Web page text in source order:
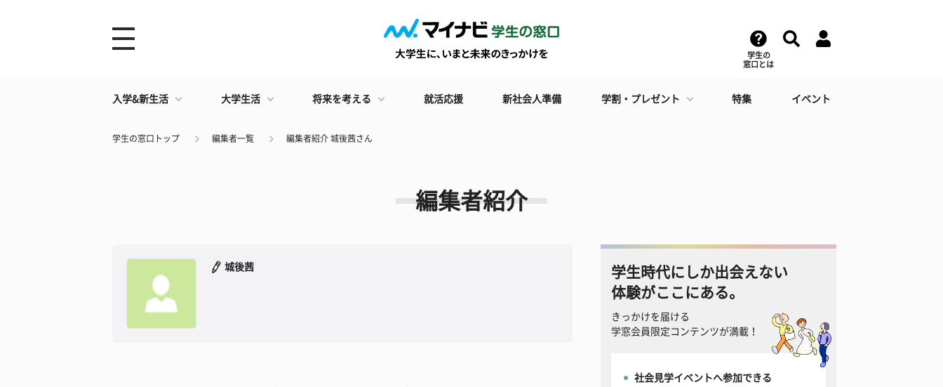
学生の
窓口とは
入学&新生活 大学生活 将来を考える 就活応援 新社会人準備 学割・プレゼント 特集 イベント
学生の窓口トップ 編集者一覧 編集者紹介 城後茜さん
編集者紹介
城後茜
学生時代にしか出会えない
体験がここにある。
きっかけを届ける
学窓会員限定コンテンツが満載！
社会見学イベントへ参加できる